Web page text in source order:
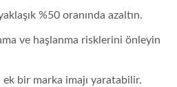
%50 oranında azaltın.
ve haşlanma risklerini önleyin
bir marka imajı yaratabilir.